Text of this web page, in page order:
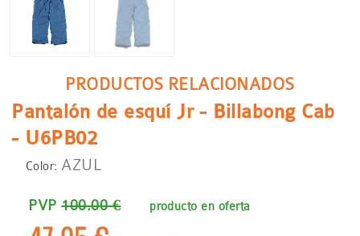
PRODUCTOS RELACIONADOS
Pantalón de esquí Jr - Billabong Cab
- U6PB02
Color: AZUL
PVP100.00 € producto en oferta